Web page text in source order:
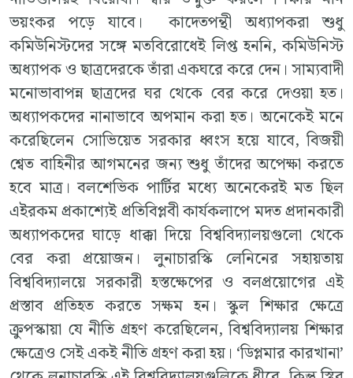
ভয়ংকর পড়ে যাবে। কাদেতপন্থী অধ্যাপকরা শুধু
কমিউনিস্টদের সঙ্গে মতবিরোধেই লিপ্ত হননি, কমিউনিস্ট
অধ্যাপক ও ছাত্রদেরকে তাঁরা একঘরে করে দেন। সাম্যবাদী
মনোভাবাপন্ন ছাত্রদের ঘর থেকে বের করে দেওয়া হত।
অধ্যাপকদের নানাভাবে অপমান করা হত। অনেকেই মনে
করেছিলেন সোভিয়েত সরকার ধ্বংস হয়ে যাবে, বিজয়ী
শ্বেত বাহিনীর আগমনের জন্য শুধু তাঁদের অপেক্ষা করতে
হবে মাত্র। বলশেভিক পার্টির মধ্যে অনেকেরই মত ছিল
এইরকম প্রকাশ্যেই প্রতিবিপ্লবী কার্যকলাপে মদত প্রদানকারী
অধ্যাপকদের ঘাড়ে ধাক্কা দিয়ে বিশ্ববিদ্যালয়গুলো থেকে
বের করা প্রয়োজন। লুনাচারস্কি লেনিনের সহায়তায়
বিশ্ববিদ্যালয়ে সরকারী হস্তক্ষেপের ও বলপ্রয়োগের এই
প্রস্তাব প্রতিহত করতে সক্ষম হন। স্কুল শিক্ষার ক্ষেত্রে
ক্রুপস্কায়া যে নীতি গ্রহণ করেছিলেন, বিশ্ববিদ্যালয় শিক্ষার
ক্ষেত্রেও সেই একই নীতি গ্রহণ করা হয়। ‘ডিপ্লমার কারখানা’